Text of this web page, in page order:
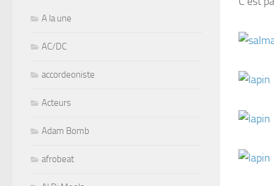
A la une
AC/DC
accordeoniste
Acteurs
Adam Bomb
afrobeat